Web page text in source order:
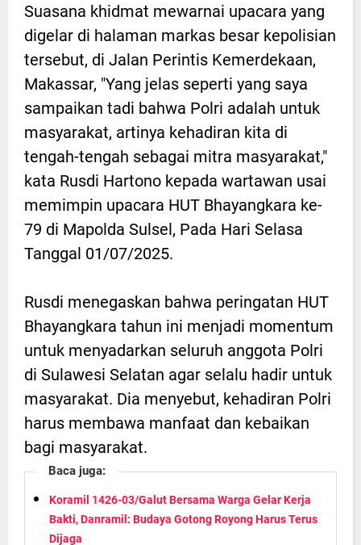
Suasana khidmat mewarnai upacara yang
digelar di halaman markas besar kepolisian
tersebut, di Jalan Perintis Kemerdekaan,
Makassar, "Yang jelas seperti yang saya
sampaikan tadi bahwa Polri adalah untuk
masyarakat, artinya kehadiran kita di
tengah-tengah sebagai mitra masyarakat,"
kata Rusdi Hartono kepada wartawan usai
memimpin upacara HUT Bhayangkara ke-
79 di Mapolda Sulsel, Pada Hari Selasa
Tanggal 01/07/2025.
Rusdi menegaskan bahwa peringatan HUT
Bhayangkara tahun ini menjadi momentum
untuk menyadarkan seluruh anggota Polri
di Sulawesi Selatan agar selalu hadir untuk
masyarakat. Dia menyebut, kehadiran Polri
harus membawa manfaat dan kebaikan
bagi masyarakat.
Baca juga:
Koramil 1426-03/Galut Bersama Warga Gelar Kerja
Bakti, Danramil: Budaya Gotong Royong Harus Terus
Dijaga